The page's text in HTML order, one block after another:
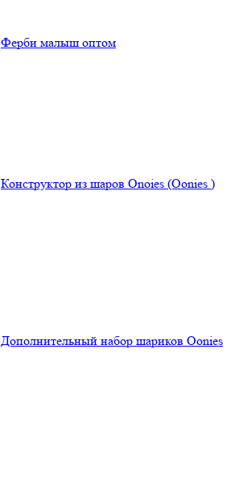
Ферби малыш оптом
Конструктор из шаров Onoies (Oonies )
Дополнительный набор шариков Oonies